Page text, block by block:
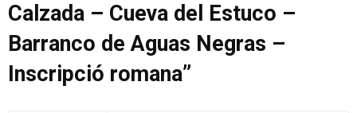
Calzada – Cueva del Estuco –
Barranco de Aguas Negras –
Inscripció romana”